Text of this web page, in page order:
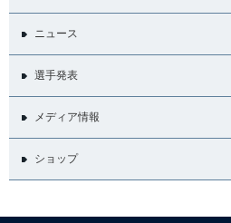
ニュース
選手発表
メディア情報
ショップ